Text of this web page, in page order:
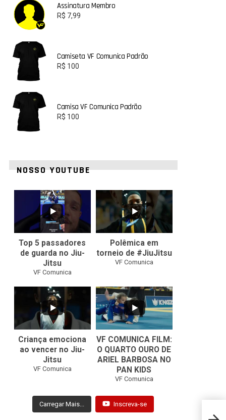
Assinatura Membro
R$ 7,99
Camiseta VF Comunica Padrão
R$ 100
Camisa VF Comunica Padrão
R$ 100
NOSSO YOUTUBE
0
Top 5 passadores
de guarda no Jiu-
Jitsu
VF Comunica
46 1
Polêmica em
torneio de #JiuJitsu
VF Comunica
0
Criança emociona
ao vencer no Jiu-
Jitsu
VF Comunica
...
0
VF COMUNICA FILM:
O QUARTO OURO DE
ARIEL BARBOSA NO
PAN KIDS
VF Comunica
Carregar Mais... Inscreva-se